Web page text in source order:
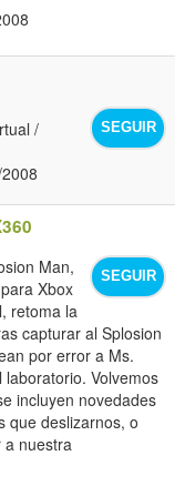
SEGUIR
/
SEGUIR
Man,
Xbox
retoma la
capturar al Splosion
por error a Ms.
Volvemos
incluyen novedades
que deslizarnos, o
a nuestra